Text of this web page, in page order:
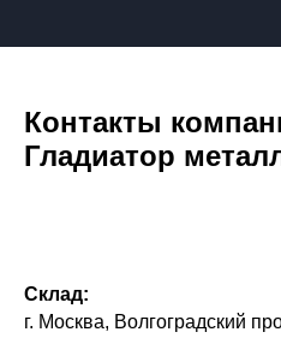
Контакты
Гладиатор
Склад:
г. Москва, Волгоградский